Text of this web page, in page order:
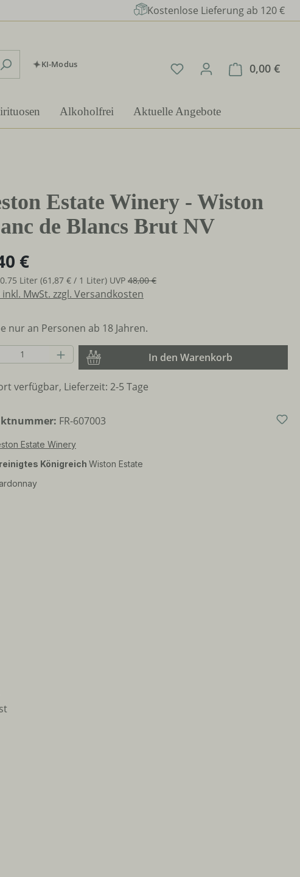
Kostenlose Lieferung ab 120 €
KI-Modus Du hast 0 Produkte auf
0,00 €
Alkoholfrei Aktuelle Angebote
Estate Winery - Wiston
de Blancs Brut NV
€
0.75 Liter (61,87 € / 1 Liter) UVP 48,00 €
inkl. MwSt. zzgl. Versandkosten
nur an Personen ab 18 Jahren.
Anzahl: Gib den gewünschten Wert
In den Warenkorb
verfügbar, Lieferzeit: 2-5 Tage
FR-607003
Estate Winery
Königreich Wiston Estate